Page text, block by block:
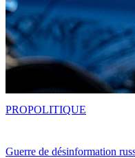
Guerre de désinformation
PROPOLITIQUE